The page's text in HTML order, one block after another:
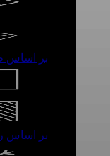
بر اساس
بر اساس